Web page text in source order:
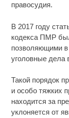
правосудия.
В 2017 году
кодекса ПМР
позволяющими в
уголовные дела
Такой порядок
и особо тяжких
находится за
уклоняется от